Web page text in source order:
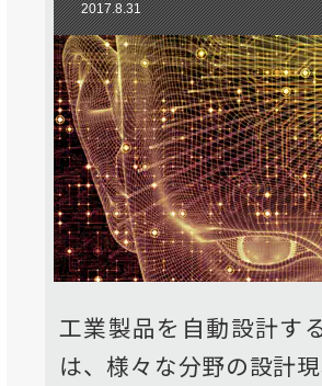
2017.8.31
工業製品を自動設計す
は、様々な分野の設計